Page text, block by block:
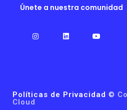
Únete a nuestra comunidad
Políticas de Privacidad ©
Cloud